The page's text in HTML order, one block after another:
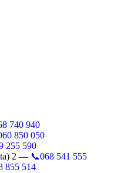
740 940
850 050
255 590
2 — 📞068 541 555
855 514